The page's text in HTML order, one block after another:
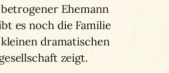
Ehemann
es noch die Familie
dramatischen
zeigt.